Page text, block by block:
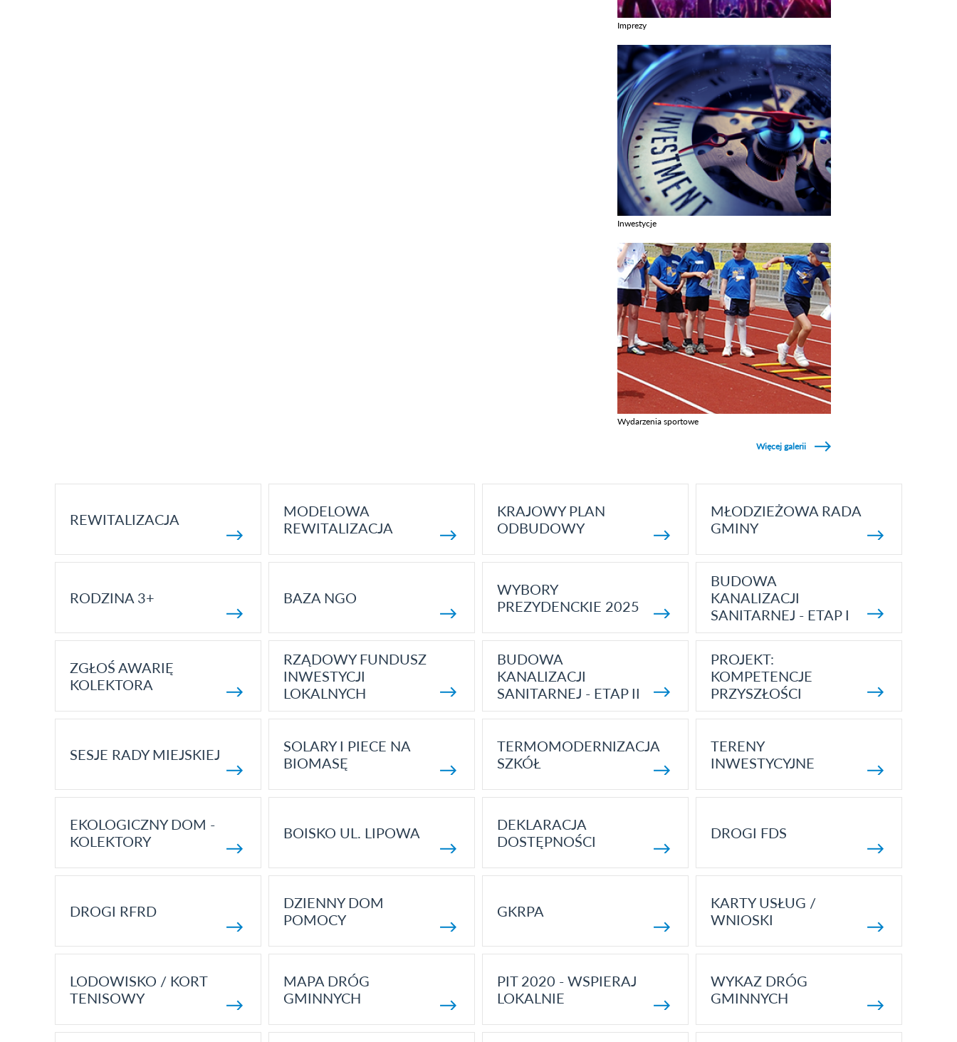
Imprezy
Inwestycje
Wydarzenia sportowe
Więcej galerii
REWITALIZACJA
MODELOWA
REWITALIZACJA
KRAJOWY PLAN
ODBUDOWY
MŁODZIEŻOWA RADA
GMINY
RODZINA 3+ BAZA NGO
WYBORY
PREZYDENCKIE 2025
BUDOWA
KANALIZACJI
SANITARNEJ - ETAP I
ZGŁOŚ AWARIĘ
KOLEKTORA
RZĄDOWY FUNDUSZ
INWESTYCJI
LOKALNYCH
BUDOWA
KANALIZACJI
SANITARNEJ - ETAP II
PROJEKT:
KOMPETENCJE
PRZYSZŁOŚCI
SESJE RADY MIEJSKIEJ
SOLARY I PIECE NA
BIOMASĘ
TERMOMODERNIZACJA
SZKÓŁ
TERENY
INWESTYCYJNE
EKOLOGICZNY DOM -
KOLEKTORY
BOISKO UL. LIPOWA
DEKLARACJA
DOSTĘPNOŚCI
DROGI FDS
DROGI RFRD
DZIENNY DOM
POMOCY
GKRPA
KARTY USŁUG /
WNIOSKI
LODOWISKO / KORT
TENISOWY
MAPA DRÓG
GMINNYCH
PIT 2020 - WSPIERAJ
LOKALNIE
WYKAZ DRÓG
GMINNYCH